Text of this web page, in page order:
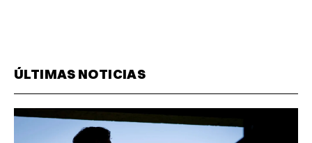
ÚLTIMAS NOTICIAS